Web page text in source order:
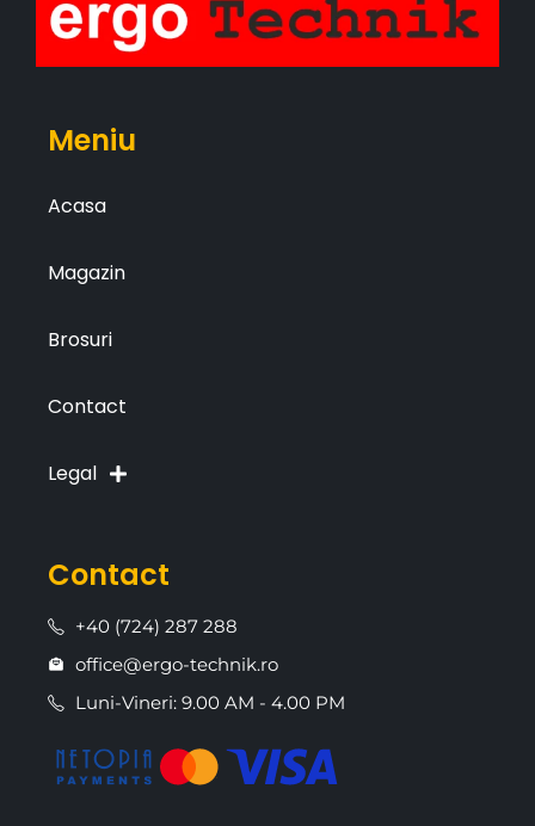
Meniu
Acasa
Magazin
Brosuri
Contact
Legal
Contact
+40 (724) 287 288
office@ergo-technik.ro
Luni-Vineri: 9.00 AM - 4.00 PM